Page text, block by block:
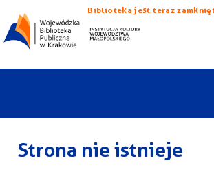
Biblioteka jest teraz
Strona nie istnieje